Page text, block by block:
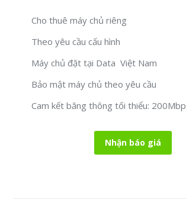
Cho thuê máy chủ riêng
Theo yêu cầu cấu hình
Máy chủ đặt tại Data Việt Nam
Bảo mật máy chủ theo yêu cầu
Cam kết băng thông tối thiểu:
Nhận báo giá